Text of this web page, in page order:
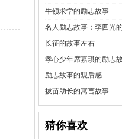
牛顿求学的励志故事
名人励志故事：李四光
长征的故事左右
孝心少年席嘉琪的励志
励志故事的观后感
拔苗助长的寓言故事
猜你喜欢